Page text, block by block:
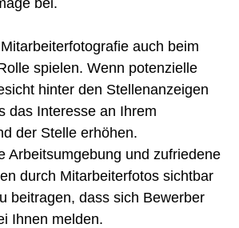
bei.
auch beim
spielen. Wenn potenzielle
hinter den Stellenanzeigen
das Interesse an Ihrem
der Stelle erhöhen.
Arbeitsumgebung und zufriedene
durch Mitarbeiterfotos sichtbar
beitragen, dass sich Bewerber
Ihnen melden.